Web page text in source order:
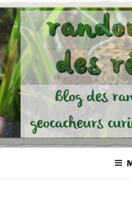
Aller
au
contenu
principal
des
Blog des
geocacheurs